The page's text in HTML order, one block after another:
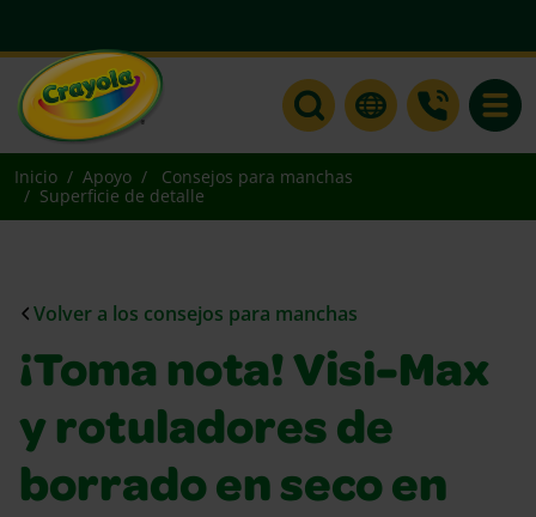
Inicio Apoyo
Consejos para manchas
Superficie de detalle
Volver a los consejos para manchas
¡Toma nota! Visi-Max
y rotuladores de
borrado en seco en